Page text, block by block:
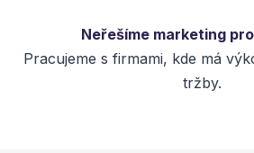
Neřešíme marketing
Pracujeme s firmami, kde má
tržby.